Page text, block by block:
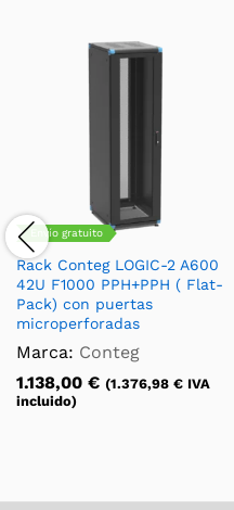
Envío gratuito
Rack Conteg LOGIC-2 A600
42U F1000 PPH+PPH ( Flat-
Pack) con puertas
microperforadas
Marca: Conteg
1.138,00 € (1.376,98 € IVA
incluido)